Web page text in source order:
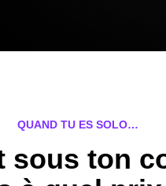
QUAND TU ES SOLO…
sous ton